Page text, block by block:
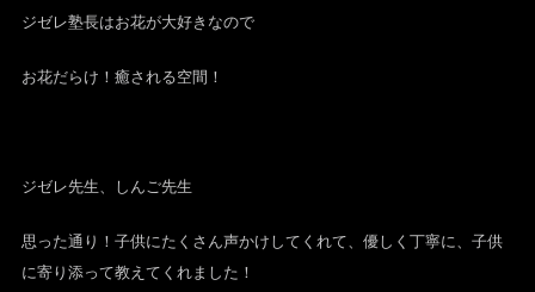
ジゼレ塾長はお花が大好きなので
お花だらけ！癒される空間！
ジゼレ先生、しんご先生
思った通り！子供にたくさん声かけしてくれて、優しく丁寧に、子供
に寄り添って教えてくれました！